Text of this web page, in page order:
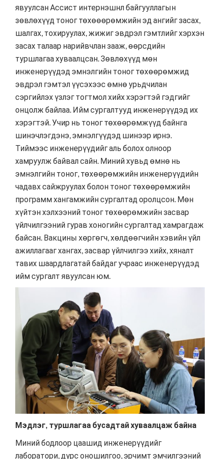
явуулсан Ассист интернэшнл байгууллагын
зөвлөхүүд тоног төхөөөрөмжийн эд ангийг засах,
шалгах, тохируулах, жижиг эвдрэл гэмтлийг хэрхэн
засах талаар нарийвчлан зааж, өөрсдийн
туршлагаа хуваалцсан. Зөвлөхүүд мөн
инженерүүдэд эмнэлгийн тоног төхөөрөмжид
эвдрэл гэмтэл үүсэхээс өмнө урьдчилан
сэргийлэх үзлэг тогтмол хийх хэрэгтэй гэдгийг
онцолж байлаа. Ийм сургалтууд инженерүүдэд их
хэрэгтэй. Учир нь тоног төхөөрөмжүүд байнга
шинэчлэгдэнэ, эмнэлгүүдэд шинээр ирнэ.
Тиймээс инженерүүдийг аль болох олноор
хамруулж байвал сайн. Миний хувьд өмнө нь
эмнэлгийн тоног, төхөөрөмжийн инженерүүдийн
чадавх сайжруулах болон тоног төхөөрөмжийн
программ хангамжийн сургалтад оролцсон. Мөн
хүйтэн хэлхээний тоног төхөөрөмжийн засвар
үйлчилгээний гурав хоногийн сургалтад хамрагдаж
байсан. Вакцины хөргөгч, хөлдөөгчийн хэвийн үйл
ажиллагааг хангах, засвар үйлчилгээ хийх, хяналт
тавих шаардлагатай байдаг учраас инженерүүдэд
ийм сургалт явуулсан юм.
Мэдлэг, туршлагаа бусадтай хуваалцаж байна
Миний бодлоор цаашид инженерүүдийг
лаборатори, дүрс оношилгоо, эрчимт эмчилгээний